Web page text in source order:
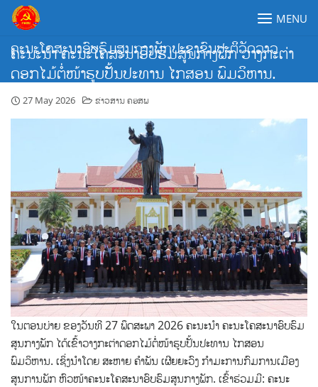
Skip
content
ຄະນະໂຄສະນາອົບຮົມສູນກາງພັກປະຊາຊົນປະຕິວັດລາວ
MENU
ຄະນະນໍາ ຄະນະໂຄສະນາອົບຮົມສູນກາງພັກ ວາງກະຕ່າ
ດອກໄມ້ຕໍ່ໜ້າຮູບປັ້ນປະທານ ໄກສອນ ພົມວິຫານ.
27 May 2026 ຂ່າວສານ ຄອສພ
ໃນຕອນບ່າຍ ຂອງວັນທີ 27 ພຶດສະພາ 2026 ຄະນະນໍາ ຄະນະໂຄສະນາອົບຮົມ
ສູນກາງພັກ ໄດ້ເຂົ້າວາງກະຕ່າດອກໄມ້ຕໍ່ໜ້າຮູບປັ້ນປະທານ ໄກສອນ
ພົມວິຫານ. ເຊິ່ງນໍາໂດຍ ສະຫາຍ ຄໍາພັນ ເຜີຍຍະວົງ ກໍາມະການກົມການເມືອງ
ສູນການພັກ ຫົວໜ້າຄະນະໂຄສະນາອົບຮົມສູນກາງພັກ. ເຂົ້າຮ່ວມມີ: ຄະນະ